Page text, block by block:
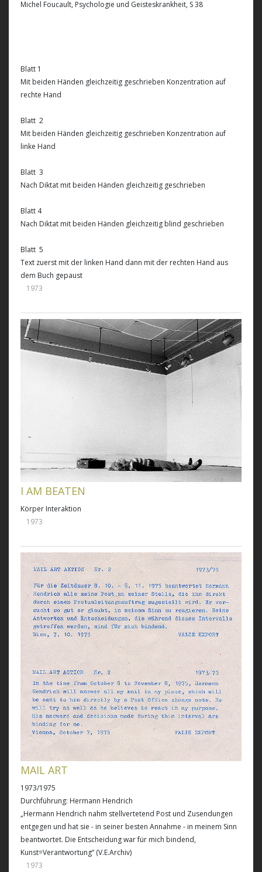
Michel Foucault, Psychologie und Geisteskrankheit, S 38
Blatt 1
Mit beiden Händen gleichzeitig geschrieben Konzentration auf
rechte Hand
Blatt 2
Mit beiden Händen gleichzeitig geschrieben Konzentration auf
linke Hand
Blatt 3
Nach Diktat mit beiden Händen gleichzeitig geschrieben
Blatt 4
Nach Diktat mit beiden Händen gleichzeitig blind geschrieben
Blatt 5
Text zuerst mit der linken Hand dann mit der rechten Hand aus
dem Buch gepaust
1973
I AM BEATEN
Körper Interaktion
1973
MAIL ART
1973/1975
Durchführung: Hermann Hendrich
„Hermann Hendrich nahm stellvertetend Post und Zusendungen
entgegen und hat sie - in seiner besten Annahme - in meinem Sinn
beantwortet. Die Entscheidung war für mich bindend,
Kunst=Verantwortung“ (V.E.Archiv)
1973